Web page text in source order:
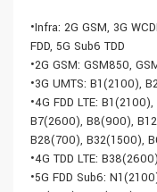
•Infra: 2G GSM, 3G
FDD, 5G Sub6 TDD
•2G GSM: GSM850,
•3G UMTS: B1(2100),
•4G FDD LTE:
B7(2600), B8(900),
B28(700), B32(1500),
•4G TDD LTE:
•5G FDD Sub6: